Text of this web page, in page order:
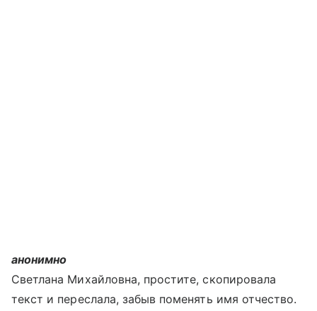
анонимно
Светлана Михайловна, простите, скопировала
текст и переслала, забыв поменять имя отчество.